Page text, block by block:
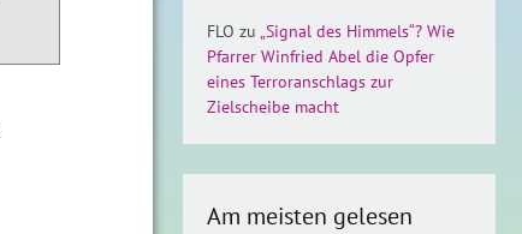
FLO zu „Signal des Himmels“? Wie
Pfarrer Winfried Abel die Opfer
eines Terroranschlags zur
Zielscheibe macht
Am meisten gelesen